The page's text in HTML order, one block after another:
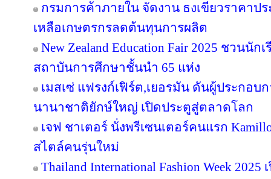
กรมการค้าภายใน จัดงาน ธงเขียวราคาป
เหลือเกษตรกรลดต้นทุนการผลิต
New Zealand Education Fair 2025 ชวนนั
สถาบันการศึกษาชั้นนำ 65 แห่ง
เมสเซ่ แฟรงก์เฟิร์ต,เยอรมัน ดันผู้ประกอบ
นานาชาติยักษ์ใหญ่ เปิดประตูสู่ตลาดโลก
เจฟ ชาเตอร์ นั่งพรีเซนเตอร์คนแรก
สไตล์คนรุ่นใหม่
Thailand International Fashion Week